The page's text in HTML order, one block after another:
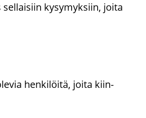
ky­sy­myk­siin, joita
hen­ki­löi­tä, joita kiin­